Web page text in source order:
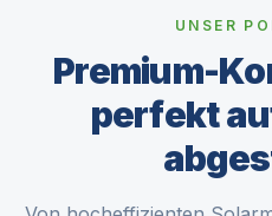
UNSER
Premium-
perfekt